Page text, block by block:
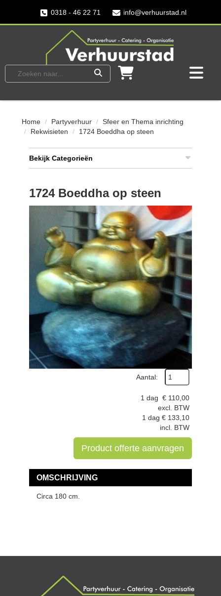
0318 - 46 22 71 info@verhuurstad.nl
Home Partyverhuur
Sfeer en Thema inrichting
Rekwisieten
1724 Boeddha op steen
Bekijk Categorieën
1724 Boeddha op steen
Aantal:
1 dag € 110,00
excl. BTW
1 dag € 133,10
incl. BTW
Product offerte aanvragen
OMSCHRIJVING
Circa 180 cm.